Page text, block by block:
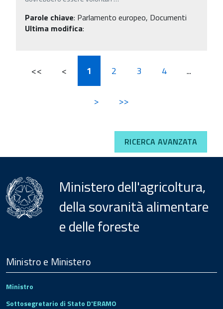
Parole chiave: Parlamento europeo, Documenti
Ultima modifica:
<< < 1 2 3 4 ...
> >>
RICERCA AVANZATA
Ministero dell'agricoltura,
della sovranità alimentare
e delle foreste
Footer
Ministro e Ministero
Ministro
Sottosegretario di Stato D'ERAMO